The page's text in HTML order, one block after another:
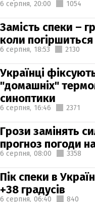
6 серпня, 20:00 1054
Замість спеки –
коли
6 серпня, 18:53 2130
Українці
"домашніх"
синоптики
6 серпня, 16:46 2371
Грози замінять
прогноз погоди
6 серпня, 08:00 3358
Пік спеки в
+38 градусів
6 серпня, 06:40 840